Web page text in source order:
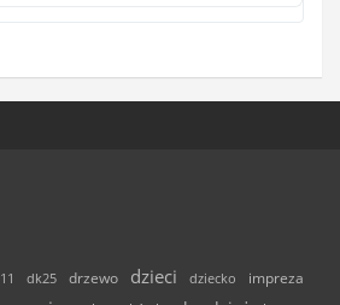
dk25 drzewo dzieci dziecko
impreza